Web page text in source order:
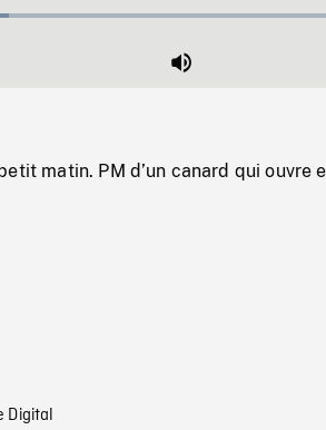
:
Mute
matin. PM d’un canard qui ouvre
Digital